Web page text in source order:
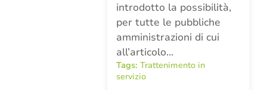
introdotto la possibilità,
per tutte le pubbliche
amministrazioni di cui
all’articolo…
Tags: Trattenimento in
servizio